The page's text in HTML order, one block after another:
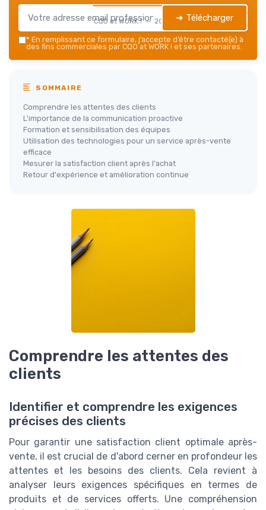
CQO at WORK ! — 2026 ➔ Télécharger
* En remplissant ce formulaire, j’accepte d’être contacté(e) à
des fins commerciales par CQO at WORK ! et ses partenaires.
SOMMAIRE
Comprendre les attentes des clients
L'importance de la communication proactive
Formation et sensibilisation des équipes
Utilisation des technologies pour un service après-vente
efficace
Mesurer la satisfaction client après l'achat
Retour d'expérience et amélioration continue
Comprendre les attentes des
clients
Identifier et comprendre les exigences
précises des clients
Pour garantir une satisfaction client optimale après-
vente, il est crucial de d'abord cerner en profondeur les
attentes et les besoins des clients. Cela revient à
analyser leurs exigences spécifiques en termes de
produits et de services offerts. Une compréhension